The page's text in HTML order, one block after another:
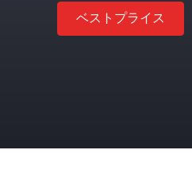
ベストプライス